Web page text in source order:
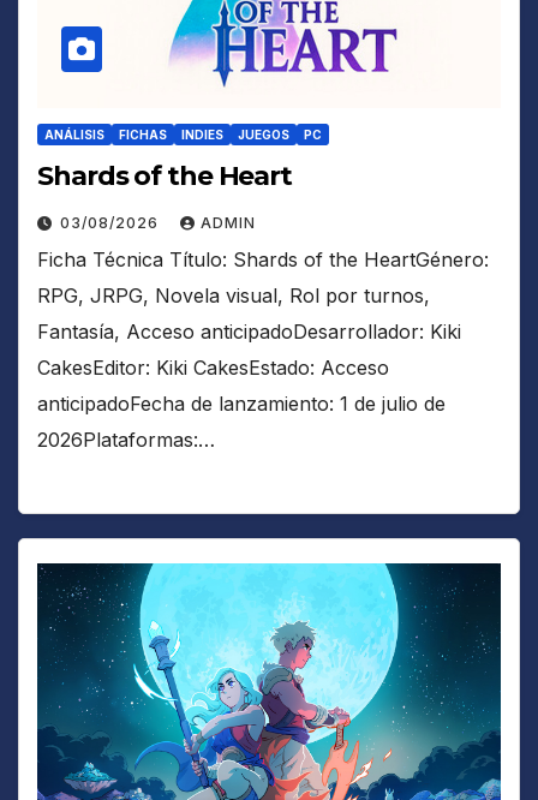
ANÁLISIS FICHAS INDIES JUEGOS PC
Shards of the Heart
03/08/2026 ADMIN
Ficha Técnica Título: Shards of the HeartGénero:
RPG, JRPG, Novela visual, Rol por turnos,
Fantasía, Acceso anticipadoDesarrollador: Kiki
CakesEditor: Kiki CakesEstado: Acceso
anticipadoFecha de lanzamiento: 1 de julio de
2026Plataformas:…